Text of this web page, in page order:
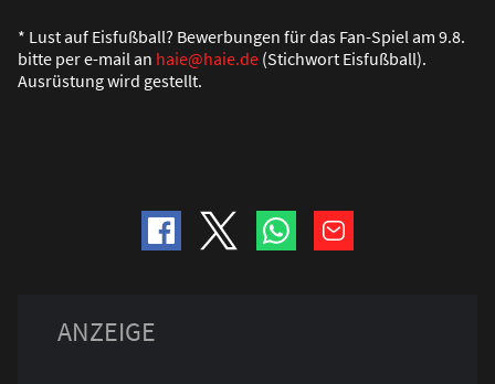
* Lust auf Eisfußball? Bewerbungen für das Fan-Spiel am 9.8.
bitte per e-mail an haie@haie.de (Stichwort Eisfußball).
Ausrüstung wird gestellt.